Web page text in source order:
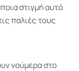
στιγμή αυτό
παλιές τους
νούμερα στο